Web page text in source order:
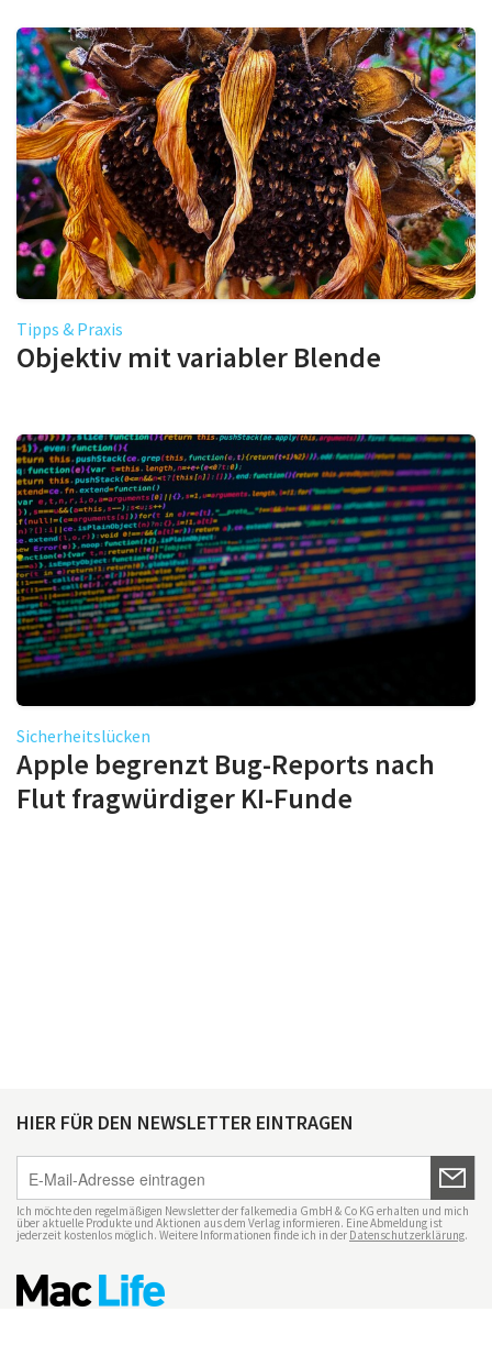
Tipps & Praxis
Objektiv mit variabler Blende
Sicherheitslücken
Apple begrenzt Bug-Reports nach
Flut fragwürdiger KI-Funde
HIER FÜR DEN NEWSLETTER EINTRAGEN
Ich möchte den regelmäßigen Newsletter der falkemedia GmbH & Co KG erhalten und mich
über aktuelle Produkte und Aktionen aus dem Verlag informieren. Eine Abmeldung ist
jederzeit kostenlos möglich. Weitere Informationen finde ich in der Datenschutzerklärung.